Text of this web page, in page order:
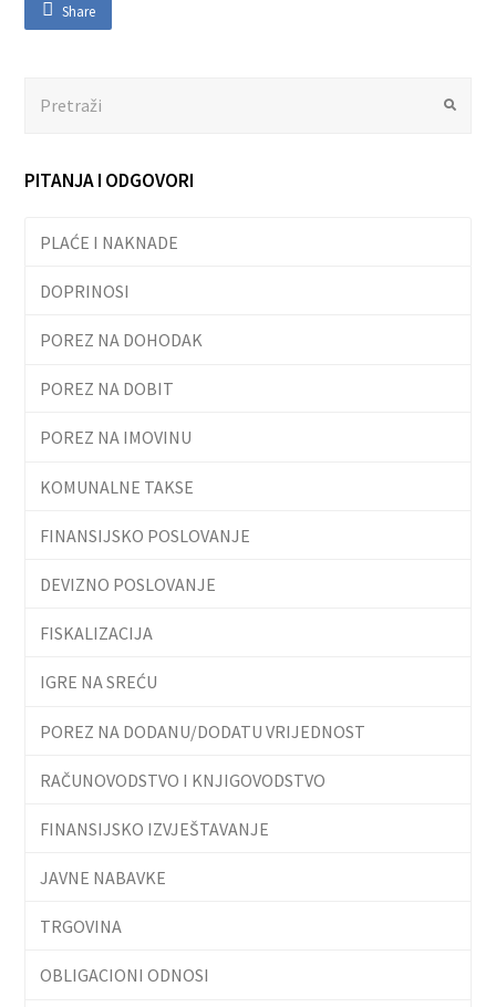
Share
Submit
PITANJA I ODGOVORI
PLAĆE I NAKNADE
DOPRINOSI
POREZ NA DOHODAK
POREZ NA DOBIT
POREZ NA IMOVINU
KOMUNALNE TAKSE
FINANSIJSKO POSLOVANJE
DEVIZNO POSLOVANJE
FISKALIZACIJA
IGRE NA SREĆU
POREZ NA DODANU/DODATU VRIJEDNOST
RAČUNOVODSTVO I KNJIGOVODSTVO
FINANSIJSKO IZVJEŠTAVANJE
JAVNE NABAVKE
TRGOVINA
OBLIGACIONI ODNOSI